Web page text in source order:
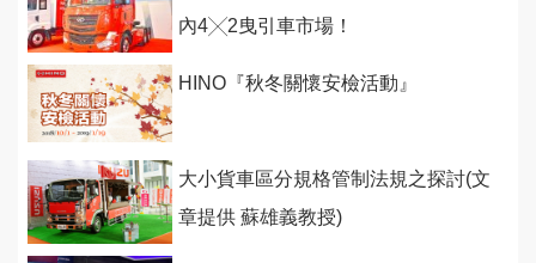
內4╳2曳引車市場！
HINO『秋冬關懷安檢活動』
大小貨車區分規格管制法規之探討(文
章提供 蘇雄義教授)